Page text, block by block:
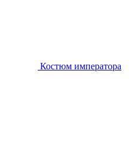
Костюм императора